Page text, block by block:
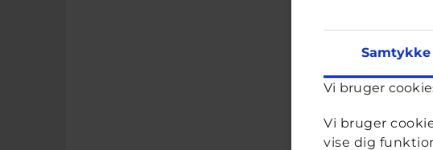
Samtykke
Vi bruger
Vi bruger
vise dig